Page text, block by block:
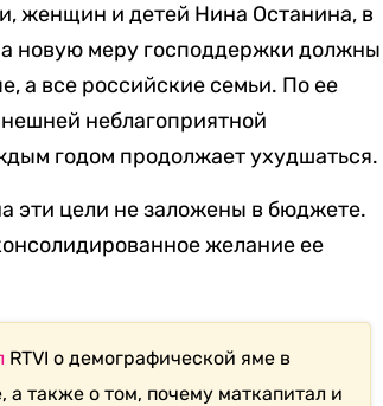
женщин и детей Нина Останина, в
новую меру господдержки должны
а все российские семьи. По ее
неблагоприятной
годом продолжает ухудшаться.
эти цели не заложены в бюджете.
желание ее
RTVI о демографической яме в
также о том, почему маткапитал и